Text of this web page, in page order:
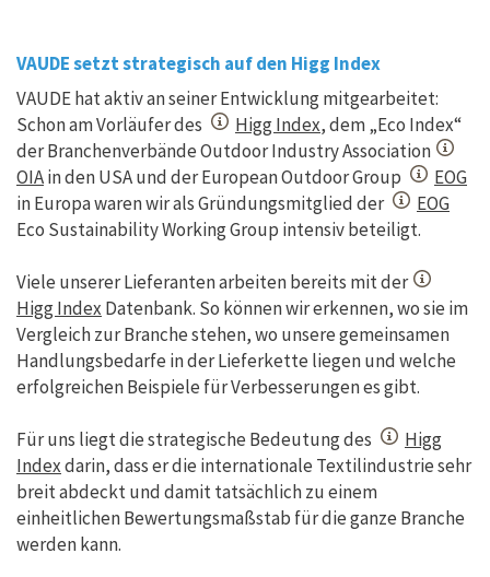
VAUDE setzt strategisch auf den Higg Index
VAUDE hat aktiv an seiner Entwicklung mitgearbeitet:
Schon am Vorläufer des
Higg Index, dem „Eco Index“
der Branchenverbände Outdoor Industry Association
OIAin den USA und der European Outdoor Group
EOG
in Europa waren wir als Gründungsmitglied der
EOG
Eco Sustainability Working Group intensiv beteiligt.
Viele unserer Lieferanten arbeiten bereits mit der
Higg Index Datenbank. So können wir erkennen, wo sie im
Vergleich zur Branche stehen, wo unsere gemeinsamen
Handlungsbedarfe in der Lieferkette liegen und welche
erfolgreichen Beispiele für Verbesserungen es gibt.
Für uns liegt die strategische Bedeutung des
Higg
Indexdarin, dass er die internationale Textilindustrie sehr
breit abdeckt und damit tatsächlich zu einem
einheitlichen Bewertungsmaßstab für die ganze Branche
werden kann.